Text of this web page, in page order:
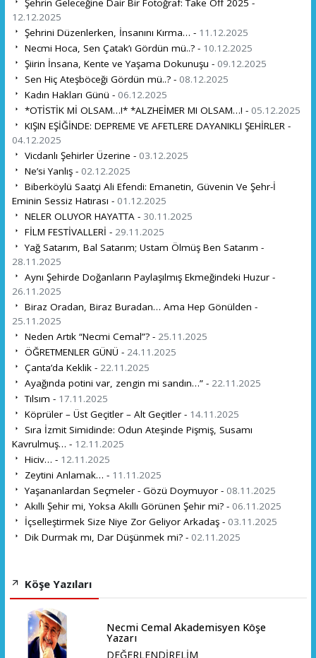
Şehrin Geleceğine Dair Bir Fotoğraf: Take Off 2025 -
12.12.2025
Şehrini Düzenlerken, İnsanını Kırma… - 11.12.2025
Necmi Hoca, Sen Çatak’ı Gördün mü..? - 10.12.2025
Şiirin İnsana, Kente ve Yaşama Dokunuşu - 09.12.2025
Sen Hiç Ateşböceği Gördün mü..? - 08.12.2025
Kadın Hakları Günü - 06.12.2025
*OTİSTİK Mİ OLSAM…!* *ALZHEİMER MI OLSAM…! - 05.12.2025
KIŞIN EŞİĞİNDE: DEPREME VE AFETLERE DAYANIKLI ŞEHİRLER -
04.12.2025
Vicdanlı Şehirler Üzerine - 03.12.2025
Ne’si Yanlış - 02.12.2025
Biberköylü Saatçi Ali Efendi: Emanetin, Güvenin Ve Şehr-İ
Eminin Sessiz Hatırası - 01.12.2025
NELER OLUYOR HAYATTA - 30.11.2025
FİLM FESTİVALLERİ - 29.11.2025
Yağ Satarım, Bal Satarım; Ustam Ölmüş Ben Satarım -
28.11.2025
Aynı Şehirde Doğanların Paylaşılmış Ekmeğindeki Huzur -
26.11.2025
Biraz Oradan, Biraz Buradan… Ama Hep Gönülden -
25.11.2025
Neden Artık “Necmi Cemal”? - 25.11.2025
ÖĞRETMENLER GÜNÜ - 24.11.2025
Çanta’da Keklik - 22.11.2025
Ayağında potini var, zengin mi sandın…” - 22.11.2025
Tılsım - 17.11.2025
Köprüler – Üst Geçitler – Alt Geçitler - 14.11.2025
Sıra İzmit Simidinde: Odun Ateşinde Pişmiş, Susamı
Kavrulmuş… - 12.11.2025
Hiciv… - 12.11.2025
Zeytini Anlamak… - 11.11.2025
Yaşananlardan Seçmeler - Gözü Doymuyor - 08.11.2025
Akıllı Şehir mi, Yoksa Akıllı Görünen Şehir mi? - 06.11.2025
İçselleştirmek Size Niye Zor Geliyor Arkadaş - 03.11.2025
Dik Durmak mı, Dar Düşünmek mi? - 02.11.2025
Köşe Yazıları
Necmi Cemal Akademisyen Köşe
Yazarı
DEĞERLENDİRELİM